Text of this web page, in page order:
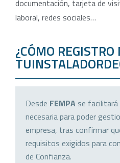
documentación, tarjeta de
laboral, redes sociales…
¿CÓMO
Desde FEMPA se
necesaria para poder
empresa, tras confirmar
requisitos exigidos para
de Confianza.